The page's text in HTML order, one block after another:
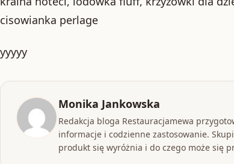
cisowianka perlage
yyyyy
Monika Jankowska
Redakcja bloga Restauracjamewa
informacje i codzienne zastosowanie.
produkt się wyróżnia i do czego może się